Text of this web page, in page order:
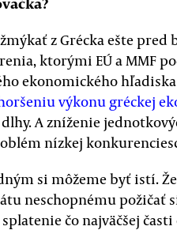
z Grécka ešte pred
ktorými EÚ a MMF
ekonomického
výkonu gréckej
A zníženie
nízkej
si môžeme byť istí.
neschopnému požičať
čo najväčšej